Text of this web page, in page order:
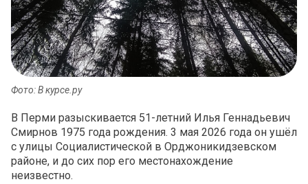
Фото: В курсе.ру
В Перми разыскивается 51-летний Илья Геннадьевич
Смирнов 1975 года рождения. 3 мая 2026 года он ушёл
с улицы Социалистической в Орджоникидзевском
районе, и до сих пор его местонахождение
неизвестно.